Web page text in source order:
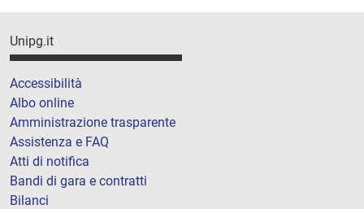
Unipg.it
Accessibilità
Albo online
Amministrazione trasparente
Assistenza e FAQ
Atti di notifica
Bandi di gara e contratti
Bilanci